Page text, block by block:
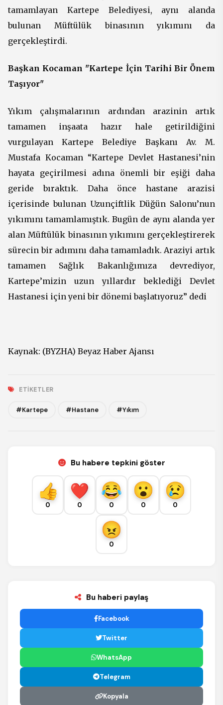
tamamlayan Kartepe Belediyesi, aynı alanda
bulunan Müftülük binasının yıkımını da
gerçekleştirdi.
Başkan Kocaman "Kartepe İçin Tarihi Bir Önem
Taşıyor"
Yıkım çalışmalarının ardından arazinin artık
tamamen inşaata hazır hale getirildiğini
vurgulayan Kartepe Belediye Başkanı Av. M.
Mustafa Kocaman “Kartepe Devlet Hastanesi’nin
hayata geçirilmesi adına önemli bir eşiği daha
geride bıraktık. Daha önce hastane arazisi
içerisinde bulunan Uzunçiftlik Düğün Salonu’nun
yıkımını tamamlamıştık. Bugün de aynı alanda yer
alan Müftülük binasının yıkımını gerçekleştirerek
sürecin bir adımını daha tamamladık. Araziyi artık
tamamen Sağlık Bakanlığımıza devrediyor,
Kartepe’mizin uzun yıllardır beklediği Devlet
Hastanesi için yeni bir dönemi başlatıyoruz” dedi
Kaynak: (BYZHA) Beyaz Haber Ajansı
ETIKETLER
#Kartepe #Hastane #Yıkım
Bu habere tepkini göster
0 0 0 0 0
0
Bu haberi paylaş
Facebook
Twitter
WhatsApp
Telegram
Kopyala